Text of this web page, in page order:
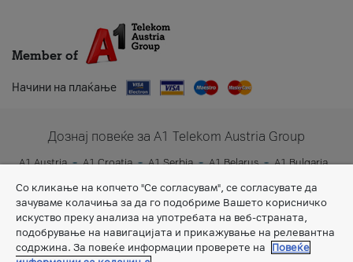
Member of
Начини на плаќање
Дознај повеќе за A1 Telekom Austria Group
A1 Austria A1 Croatia A1 Serbia A1 Belarus
A1 Bulgaria
Со кликање на копчето "Се согласувам", се согласувате да
зачуваме колачиња за да го подобриме Вашето корисничко
искуство преку анализа на употребата на веб-страната,
подобрување на навигацијата и прикажување на релевантна
содржина. За повеќе информации проверете на
Повеќе